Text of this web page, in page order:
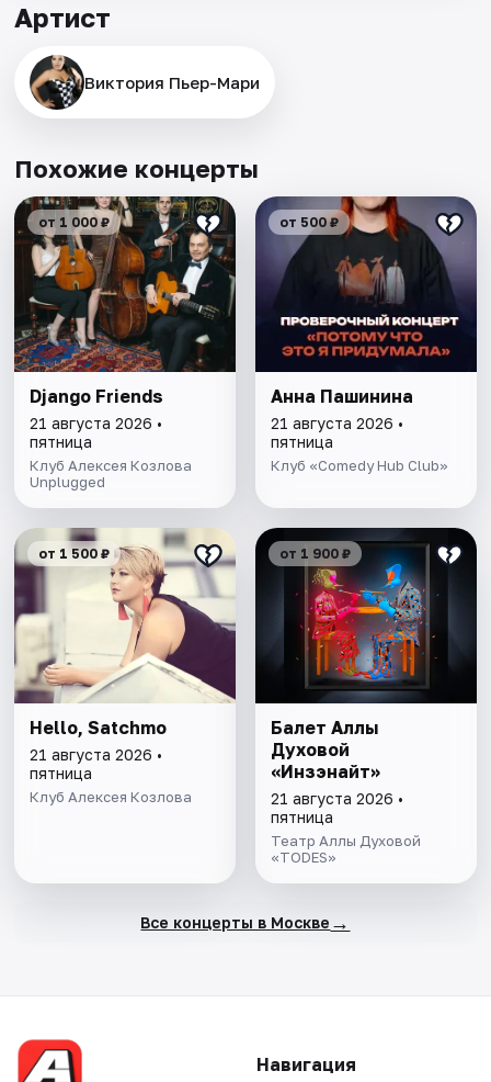
Артист
Виктория Пьер-Мари
Похожие концерты
от 1 000 ₽
Django Friends
21 августа 2026 •
пятница
Клуб Алексея Козлова
Unplugged
от 500 ₽
Анна Пашинина
21 августа 2026 •
пятница
Клуб «Comedy Hub Club»
от 1 500 ₽
Hello, Satchmo
21 августа 2026 •
пятница
Клуб Алексея Козлова
от 1 900 ₽
Балет Аллы
Духовой
«Инзэнайт»
21 августа 2026 •
пятница
Театр Аллы Духовой
«TODES»
Все концерты в Москве →
Навигация